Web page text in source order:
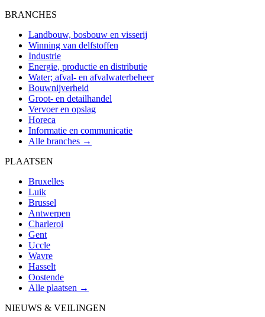
BRANCHES
Landbouw, bosbouw en visserij
Winning van delfstoffen
Industrie
Energie, productie en distributie
Water; afval- en afvalwaterbeheer
Bouwnijverheid
Groot- en detailhandel
Vervoer en opslag
Horeca
Informatie en communicatie
Alle branches →
PLAATSEN
Bruxelles
Luik
Brussel
Antwerpen
Charleroi
Gent
Uccle
Wavre
Hasselt
Oostende
Alle plaatsen →
NIEUWS & VEILINGEN